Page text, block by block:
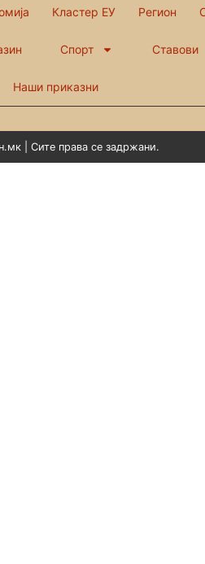
Кластер ЕУ Регион
Спорт Ставови
Наши приказни
| Сите права се задржани.